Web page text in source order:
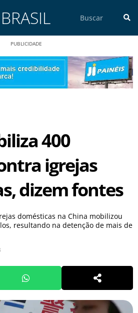
BRASIL
PUBLICIDADE
400
igrejas
dizem fontes
domésticas na China mobilizou
resultando na detenção de mais de